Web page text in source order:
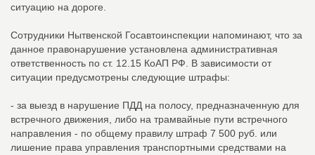
ситуацию на дороге.
Сотрудники Нытвенской Госавтоинспекции напоминают, что за
данное правонарушение установлена административная
ответственность по ст. 12.15 КоАП РФ. В зависимости от
ситуации предусмотрены следующие штрафы:
- за выезд в нарушение ПДД на полосу, предназначенную для
встречного движения, либо на трамвайные пути встречного
направления - по общему правилу штраф 7 500 руб. или
лишение права управления транспортными средствами на